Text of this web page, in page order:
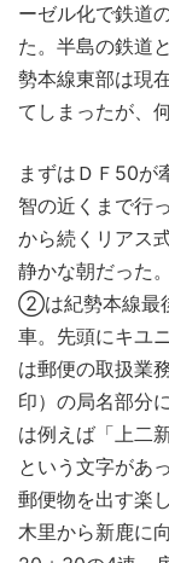
ーゼル化で鉄道
た。半島の鉄道
勢本線東部は現
てしまったが、
まずはＤＦ50が
智の近くまで行
から続くリアス
静かな朝だった
②は紀勢本線最
車。先頭にキユ
は郵便の取扱業
印）の局名部分
は例えば「上二
という文字があ
郵便物を出す楽
木里から新鹿に